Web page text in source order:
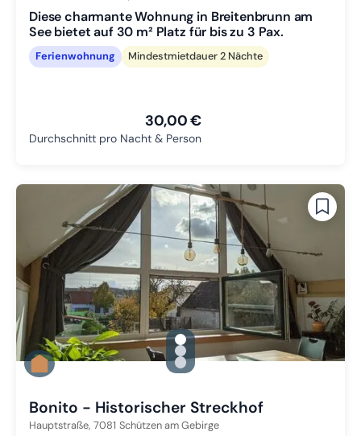
Diese charmante Wohnung in Breitenbrunn am
See bietet auf 30 m² Platz für bis zu 3 Pax.
Ferienwohnung Mindestmietdauer 2 Nächte
30,00 €
Durchschnitt pro Nacht & Person
gallery.slide_selector
Zu Slide 1 wechseln
Zu Slide 2 wechseln
Zu Slide 3 wechseln
Bonito - Historischer Streckhof
Hauptstraße, 7081 Schützen am Gebirge